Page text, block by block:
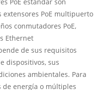
PoE multipuerto
conmutadores PoE,
Ethernet
de sus requisitos
dispositivos, sus
ambientales. Para
de energía o múltiples